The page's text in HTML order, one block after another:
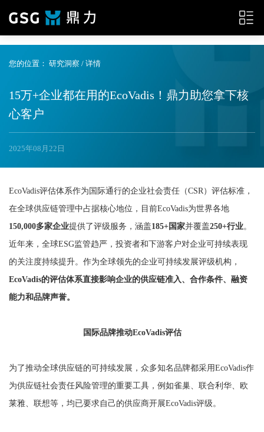
您的位置： 研究洞察 / 详情
15万+企业都在用的EcoVadis！鼎力助您拿下核
心客户
2025年08月22日
EcoVadis评估体系作为国际通行的企业社会责任（CSR）评估标准，
在全球供应链管理中占据核心地位，目前EcoVadis为世界各地
150,000多家企业提供了评级服务，涵盖185+国家并覆盖250+行业。
近年来，全球ESG监管趋严，投资者和下游客户对企业可持续表现
的关注度持续提升。作为全球领先的企业可持续发展评级机构，
EcoVadis的评估体系直接影响企业的供应链准入、合作条件、融资
能力和品牌声誉。
国际品牌推动EcoVadis评估
为了推动全球供应链的可持续发展，众多知名品牌都采用EcoVadis作
为供应链社会责任风险管理的重要工具，例如雀巢、联合利华、欧
莱雅、联想等，均已要求自己的供应商开展EcoVadis评级。